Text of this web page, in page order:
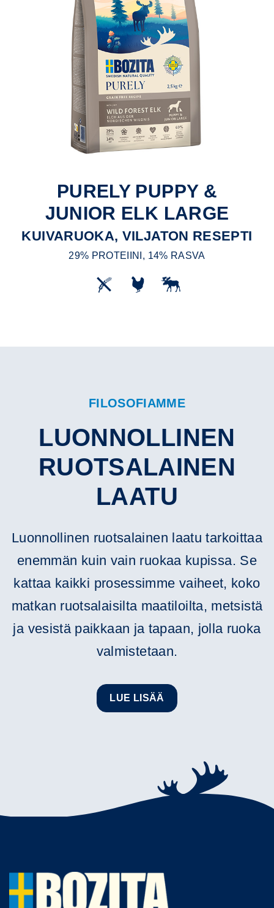
PURELY PUPPY &
JUNIOR ELK LARGE
KUIVARUOKA, VILJATON RESEPTI
29% PROTEIINI, 14% RASVA
FILOSOFIAMME
LUONNOLLINEN
RUOTSALAINEN
LAATU
Luonnollinen ruotsalainen laatu tarkoittaa
enemmän kuin vain ruokaa kupissa. Se
kattaa kaikki prosessimme vaiheet, koko
matkan ruotsalaisilta maatiloilta, metsistä
ja vesistä paikkaan ja tapaan, jolla ruoka
valmistetaan.
LUE LISÄÄ